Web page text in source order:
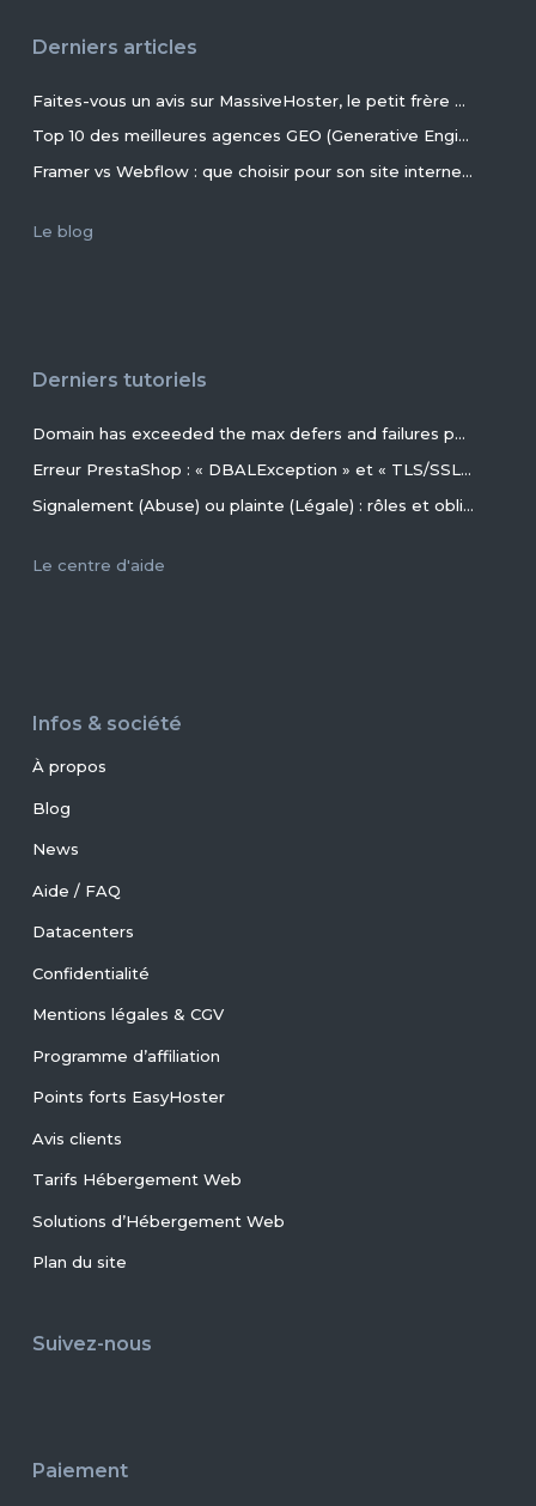
Derniers articles
Faites-vous un avis sur MassiveHoster, le petit frère d’EasyHoster incontournable pour les petits budgets !
Top 10 des meilleures agences GEO (Generative Engine Optimization) de France en 2026
Framer vs Webflow : que choisir pour son site internet ?
Le blog
Derniers tutoriels
Domain has exceeded the max defers and failures per hour (5/5 (100%)) allowed. Message discarded.
Erreur PrestaShop : « DBALException » et « TLS/SSL invalid directory » avec MariaDB 11.4+ en 2026+
Signalement (Abuse) ou plainte (Légale) : rôles et obligations des parties, conseils et procédures ?
Le centre d'aide
Infos & société
À propos
Blog
News
Aide / FAQ
Datacenters
Confidentialité
Mentions légales & CGV
Programme d’affiliation
Points forts EasyHoster
Avis clients
Tarifs Hébergement Web
Solutions d’Hébergement Web
Plan du site
Suivez-nous
Paiement